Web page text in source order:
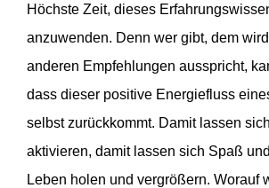
Höchste Zeit, dieses
anzuwenden. Denn wer gibt, dem
anderen Empfeh­lungen ausspricht,
dass dieser positive Energie­fluss
selbst zurück­kommt. Damit lassen
aktivieren, damit lassen sich Spaß
Leben holen und vergrößern. Worauf